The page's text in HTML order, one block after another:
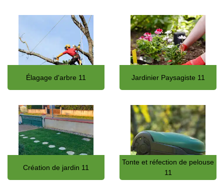
Élagage d'arbre 11 Jardinier Paysagiste 11
Création de jardin 11
Tonte et réfection de pelouse
11